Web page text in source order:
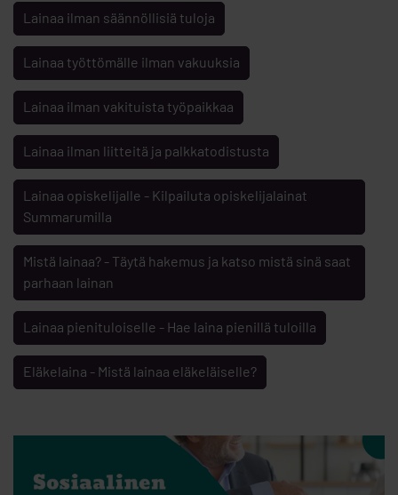
Lainaa ilman säännöllisiä tuloja
Lainaa työttömälle ilman vakuuksia
Lainaa ilman vakituista työpaikkaa
Lainaa ilman liitteitä ja palkkatodistusta
Lainaa opiskelijalle - Kilpailuta opiskelijalainat
Summarumilla
Mistä lainaa? - Täytä hakemus ja katso mistä sinä saat
parhaan lainan
Lainaa pienituloiselle - Hae laina pienillä tuloilla
Eläkelaina - Mistä lainaa eläkeläiselle?